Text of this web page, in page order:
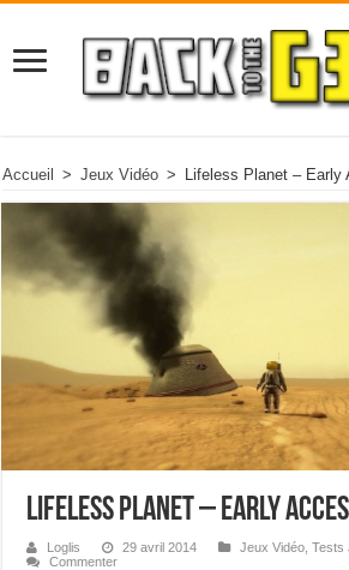
Accueil > Jeux Vidéo > Lifeless Planet – Early
Lifeless Planet – Early
Loglis 29 avril 2014 Jeux Vidéo ,Tests
Commenter